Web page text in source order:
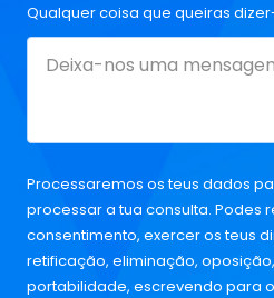
Qualquer coisa que queiras
Processaremos os teus dados
processar a tua consulta. Podes
consentimento, exercer os teus
retificação, eliminação,
portabilidade, escrevendo para